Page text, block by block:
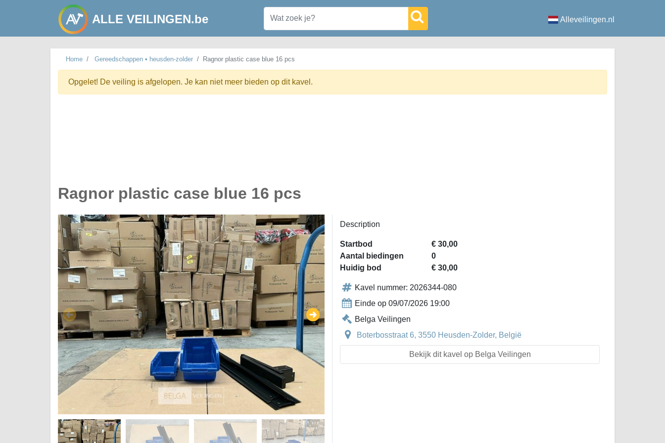
ALLE VEILINGEN.be Alleveilingen.nl
Home Gereedschappen • heusden-zolder Ragnor plastic case blue 16 pcs
Opgelet! De veiling is afgelopen. Je kan niet meer bieden op dit kavel.
Ragnor plastic case blue 16 pcs
Description
Startbod
€ 30,00
Aantal biedingen
0
Huidig bod
€ 30,00
Kavel nummer: 2026344-080
Einde op 09/07/2026 19:00
Belga Veilingen
Boterbosstraat 6, 3550 Heusden-Zolder, België
Bekijk dit kavel op Belga Veilingen